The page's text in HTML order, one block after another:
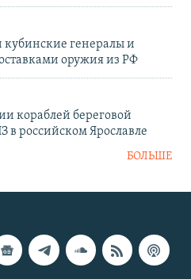
генералы и
оружия из РФ
кораблей береговой
российском Ярославле
БОЛЬШЕ